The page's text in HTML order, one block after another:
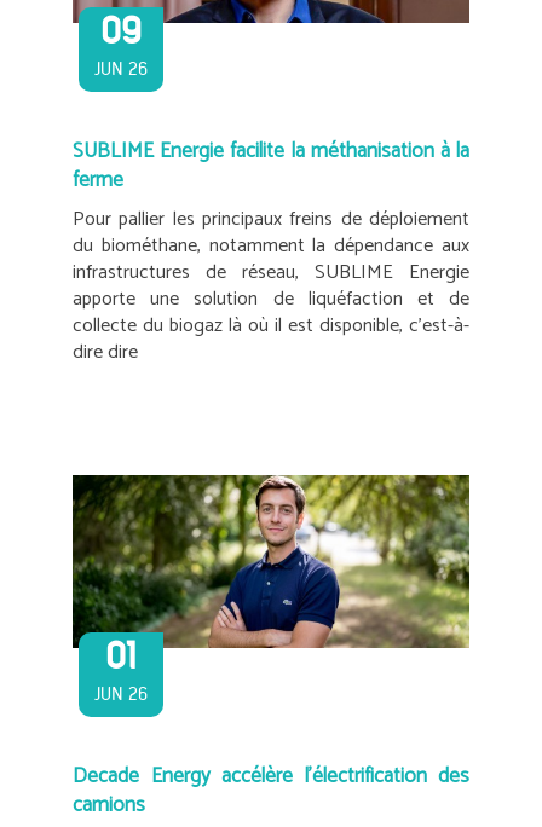
09
JUN 26
SUBLIME Energie facilite la méthanisation à la
ferme
Pour pallier les principaux freins de déploiement
du biométhane, notamment la dépendance aux
infrastructures de réseau, SUBLIME Energie
apporte une solution de liquéfaction et de
collecte du biogaz là où il est disponible, c’est-à-
dire dire
01
JUN 26
Decade Energy accélère l’électrification des
camions